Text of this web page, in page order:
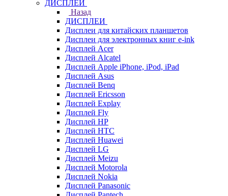
ДИСПЛЕИ
Назад
ДИСПЛЕИ
Дисплеи для китайских планшетов
Дисплеи для электронных книг e-ink
Дисплей Acer
Дисплей Alcatel
Дисплей Apple iPhone, iPod, iPad
Дисплей Asus
Дисплей Benq
Дисплей Ericsson
Дисплей Explay
Дисплей Fly
Дисплей HP
Дисплей HTC
Дисплей Huawei
Дисплей LG
Дисплей Meizu
Дисплей Motorola
Дисплей Nokia
Дисплей Panasonic